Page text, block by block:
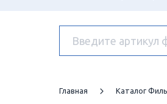
Главная Каталог